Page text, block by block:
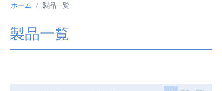
ホーム / 製品一覧
製品一覧